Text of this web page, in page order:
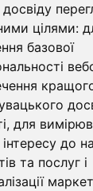
цілями:
базової
, для
до
та послуг і
Команда
Перша
U19